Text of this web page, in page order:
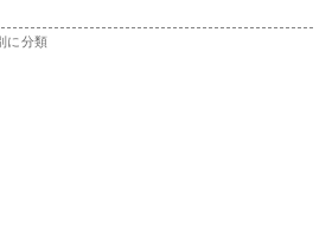
に分類